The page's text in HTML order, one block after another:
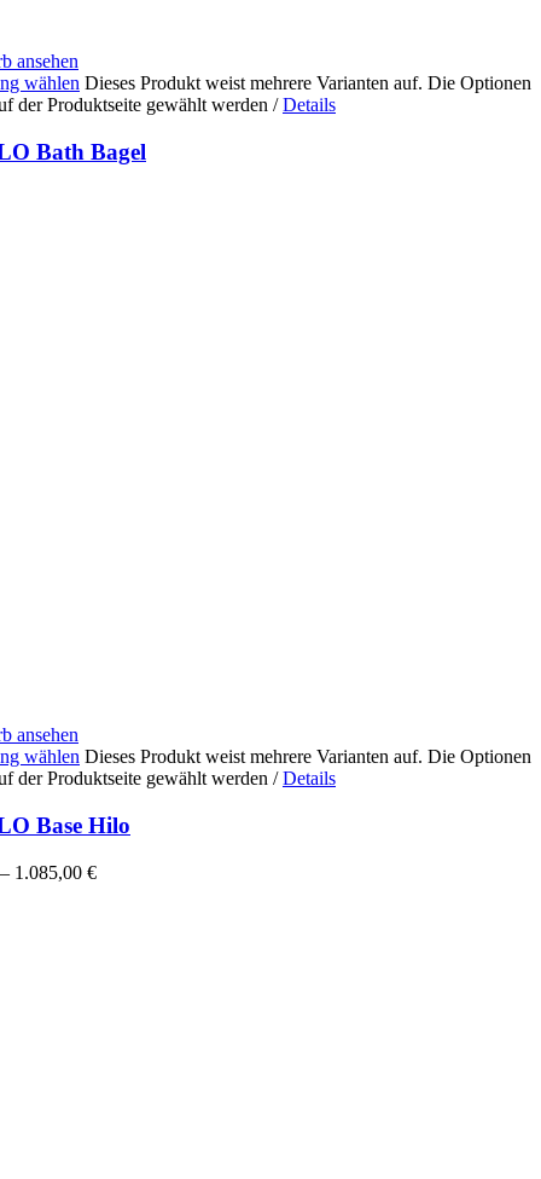
ansehen
wählen Dieses Produkt weist mehrere Varianten auf. Die Optionen
der Produktseite gewählt werden / Details
Bath Bagel
ansehen
wählen Dieses Produkt weist mehrere Varianten auf. Die Optionen
der Produktseite gewählt werden / Details
Base Hilo
1.085,00 €